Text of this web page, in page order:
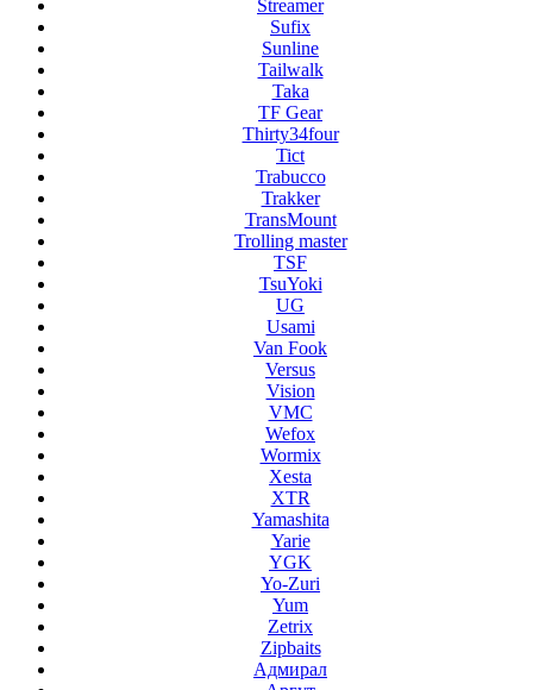
Streamer
Sufix
Sunline
Tailwalk
Taka
TF Gear
Thirty34four
Tict
Trabucco
Trakker
TransMount
Trolling master
TSF
TsuYoki
UG
Usami
Van Fook
Versus
Vision
VMC
Wefox
Wormix
Xesta
XTR
Yamashita
Yarie
YGK
Yo-Zuri
Yum
Zetrix
Zipbaits
Адмирал